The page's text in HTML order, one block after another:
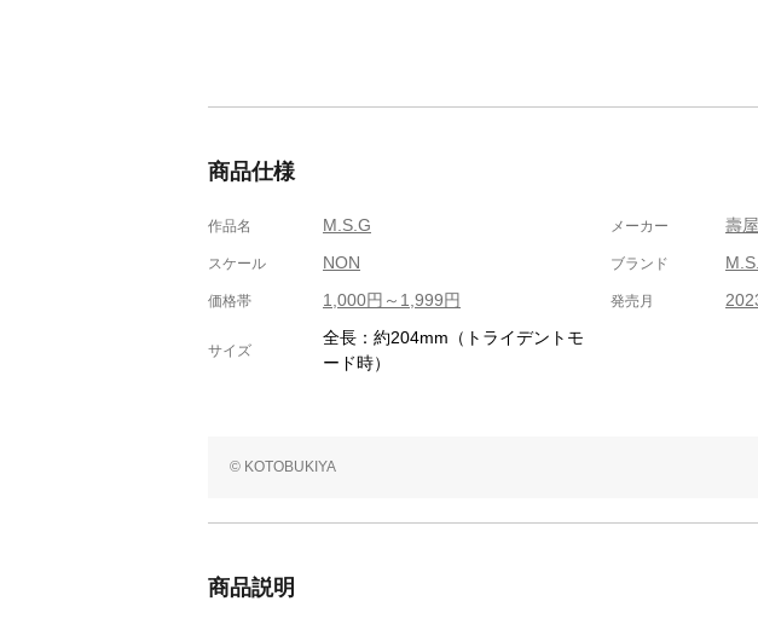
商品仕様
作品名 M.S.G メーカー 壽屋
スケール NON ブランド
価格帯 1,000円～1,999円 発売月
サイズ
全長：約204mm（トライデントモ
ード時）
© KOTOBUKIYA
商品説明